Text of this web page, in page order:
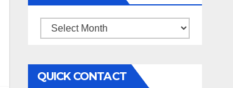
महिने
अनुसार
पढ़ें
QUICK CONTACT